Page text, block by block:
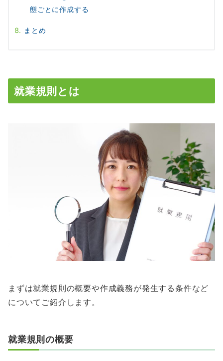
態ごとに作成する
まとめ
就業規則とは
まずは就業規則の概要や作成義務が発生する条件など
についてご紹介します。
就業規則の概要